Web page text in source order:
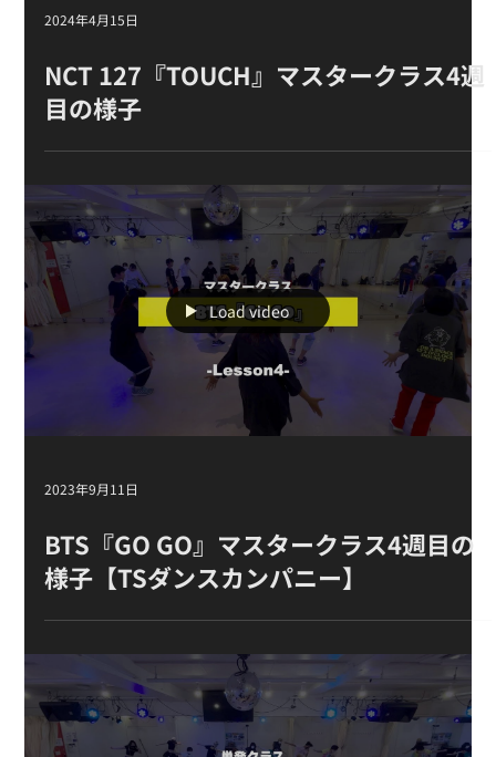
2024年4月15日
NCT 127『TOUCH』マスタークラス4週
目の様子
Load video
2023年9月11日